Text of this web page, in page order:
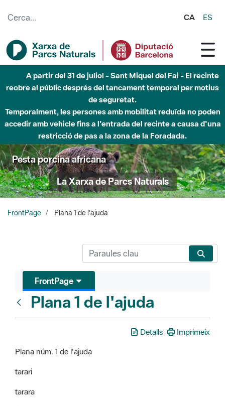
CA ES
A partir del 31 de juliol - Sant Miquel del Fai - El recinte
reobre al públic després del tancament temporal per motius
de seguretat.
Temporalment, les persones amb mobilitat reduïda no poden
accedir amb vehicle fins a l'entrada del recinte a causa d'una
restricció de pas a la zona de la Foradada.
Pesta porcina africana
La Xarxa de Parcs Naturals
FrontPage Plana 1 de l'ajuda
FrontPage
Plana 1 de l'ajuda
Detalls
Imprimeix
Plana núm. 1 de l'ajuda
tarari
tarara